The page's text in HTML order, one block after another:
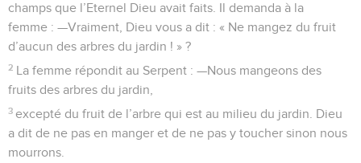
champs que l’Eternel Dieu avait faits. Il demanda à la
femme : —Vraiment, Dieu vous a dit : « Ne mangez du fruit
d’aucun des arbres du jardin ! » ?
2 La femme répondit au Serpent : —Nous mangeons des
fruits des arbres du jardin,
3 excepté du fruit de l’arbre qui est au milieu du jardin. Dieu
a dit de ne pas en manger et de ne pas y toucher sinon nous
mourrons.